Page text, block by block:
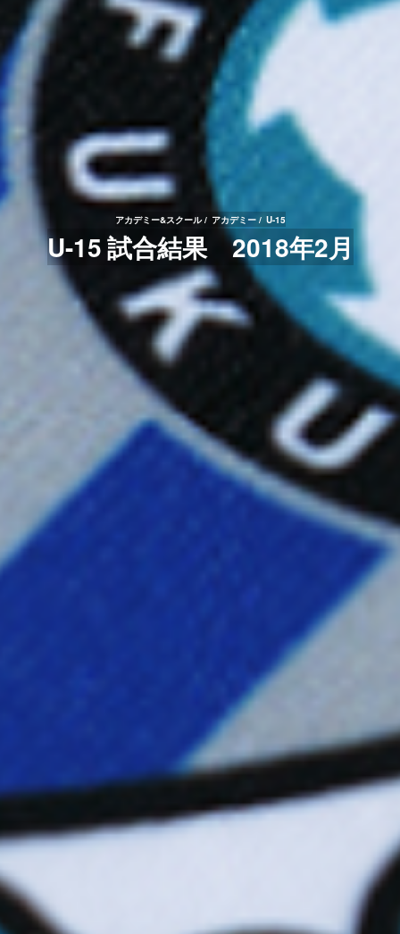
アカデミー&スクール アカデミー U-15
U-15 試合結果 2018年2月